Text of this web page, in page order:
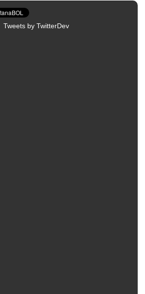
Tweets by TwitterDev